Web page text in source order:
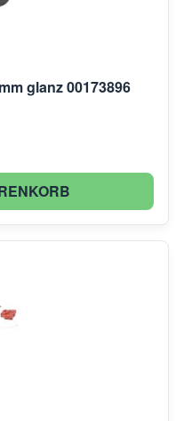
glanz 00173896